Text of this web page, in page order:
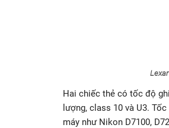
Hai chiếc thẻ có tốc độ
lượng, class 10 và U3.
máy như Nikon D7100,